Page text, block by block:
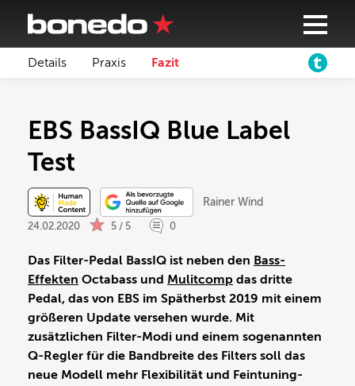
Details Praxis Fazit
EBS BassIQ Blue Label
Test
Rainer Wind
24.02.2020 5 / 5 0
Das Filter-Pedal BassIQ ist neben den Bass-
Effekten Octabass und Mulitcomp das dritte
Pedal, das von EBS im Spätherbst 2019 mit einem
größeren Update versehen wurde. Mit
zusätzlichen Filter-Modi und einem sogenannten
Q-Regler für die Bandbreite des Filters soll das
neue Modell mehr Flexibilität und Feintuning-